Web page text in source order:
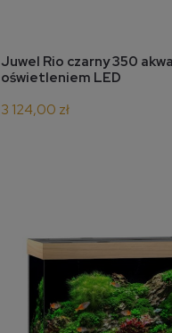
do
Juwel Rio czarny 350
oświetleniem LED
3 124,00 zł